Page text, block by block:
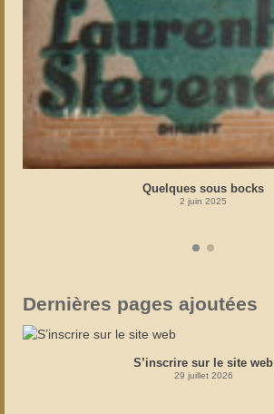
Quelques sous bocks
2 juin 2025
Dernières pages ajoutées
S’inscrire sur le site web
29 juillet 2026